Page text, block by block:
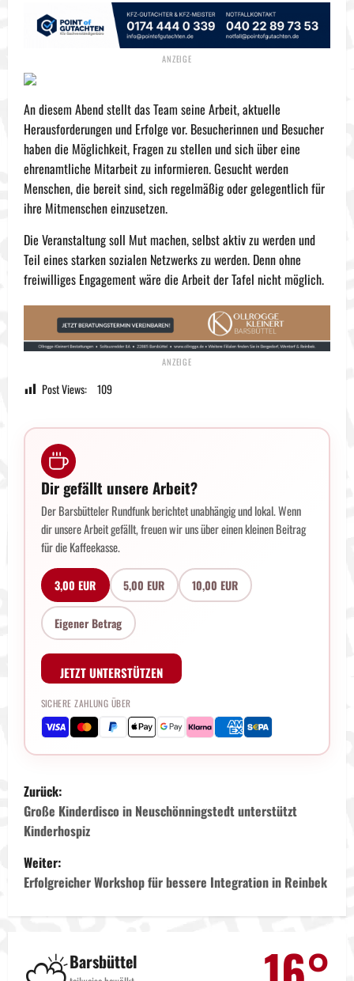
An diesem Abend stellt das Team seine Arbeit, aktuelle
Herausforderungen und Erfolge vor. Besucherinnen und Besucher
haben die Möglichkeit, Fragen zu stellen und sich über eine
ehrenamtliche Mitarbeit zu informieren. Gesucht werden
Menschen, die bereit sind, sich regelmäßig oder gelegentlich für
ihre Mitmenschen einzusetzen.
Die Veranstaltung soll Mut machen, selbst aktiv zu werden und
Teil eines starken sozialen Netzwerks zu werden. Denn ohne
freiwilliges Engagement wäre die Arbeit der Tafel nicht möglich.
Post Views: 109
Dir gefällt unsere Arbeit?
Der Barsbütteler Rundfunk berichtet unabhängig und lokal. Wenn
dir unsere Arbeit gefällt, freuen wir uns über einen kleinen Beitrag
für die Kaffeekasse.
3,00 EUR 5,00 EUR 10,00 EUR
Eigener Betrag
JETZT UNTERSTÜTZEN
SICHERE ZAHLUNG ÜBER
B
e
i
t
r
Zurück:
Große Kinderdisco in Neuschönningstedt unterstützt
Kinderhospiz
Weiter:
Erfolgreicher Workshop für bessere Integration in Reinbek
Barsbüttel